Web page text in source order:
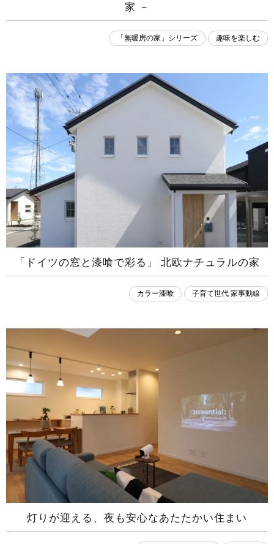
家 －
「無暖房の家」シリーズ 趣味を楽しむ
「ドイツの窓と漆喰で彩る」 北欧ナチュラルの家
カラー漆喰 子育て世代 家事動線
灯りが迎える、夜も安心なあたたかい住まい